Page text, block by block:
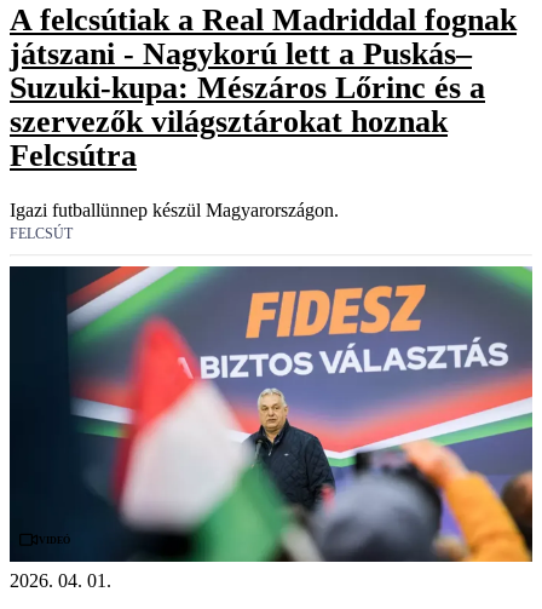
A felcsútiak a Real Madriddal fognak
játszani - Nagykorú lett a Puskás–
Suzuki-kupa: Mészáros Lőrinc és a
szervezők világsztárokat hoznak
Felcsútra
Igazi futballünnep készül Magyarországon.
FELCSÚT
Videó
2026. 04. 01.